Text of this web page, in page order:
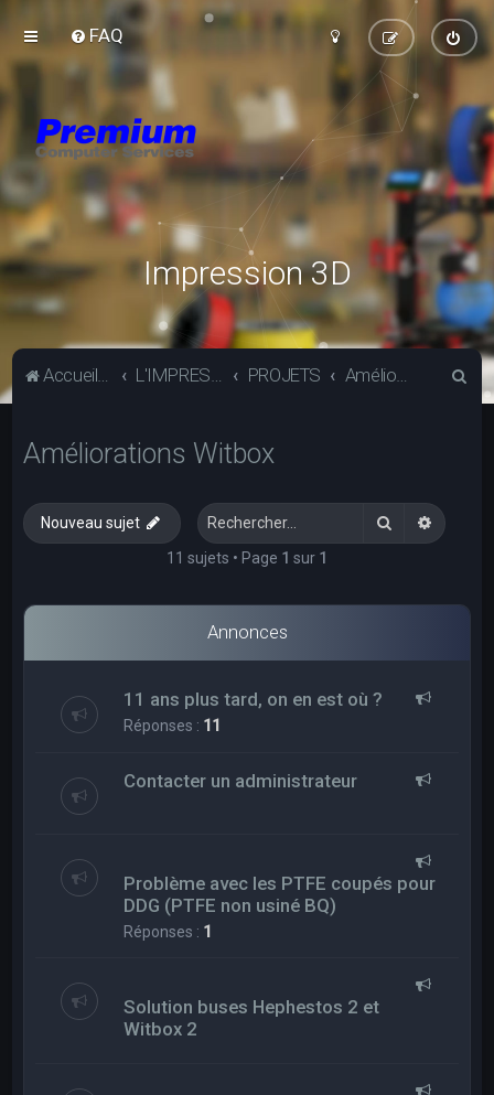
FAQ
Impression 3D
Accueil du forum L'IMPRESSION 3D PROJETS Améliorations Witbox
Améliorations Witbox
Nouveau sujet Rechercher
11 sujets • Page 1 sur 1
Annonces
11 ans plus tard, on en est où ?
Réponses : 11
Contacter un administrateur
Problème avec les PTFE coupés pour
DDG (PTFE non usiné BQ)
Réponses : 1
Solution buses Hephestos 2 et
Witbox 2